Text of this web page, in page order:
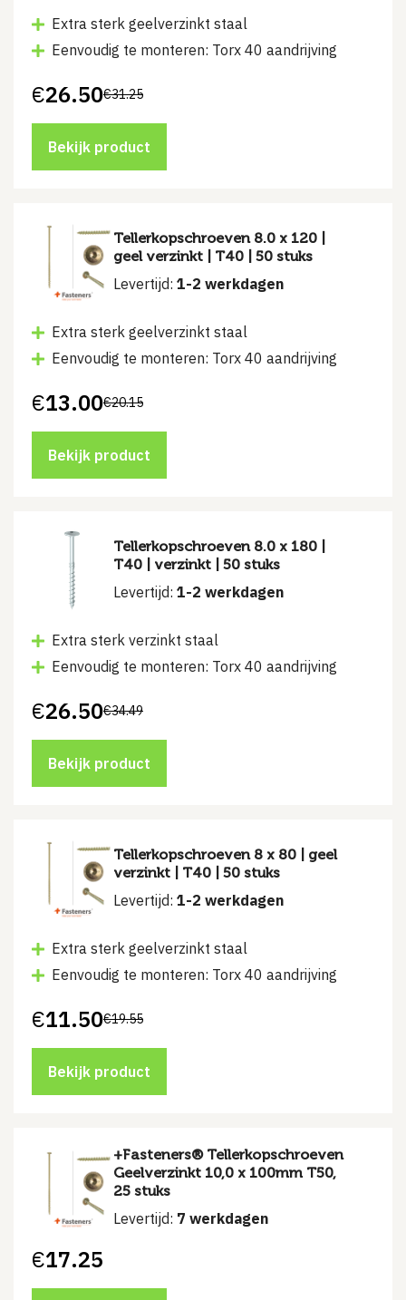
Extra sterk geelverzinkt staal
Eenvoudig te monteren: Torx 40 aandrijving
€31.25
Oorspronkelijke
was:
€31.25.
€26.50
Huidige
is:
€26.50.
Bekijk product
Tellerkopschroeven 8.0 x 120 |
geel verzinkt | T40 | 50 stuks
Levertijd: 1-2 werkdagen
Extra sterk geelverzinkt staal
Eenvoudig te monteren: Torx 40 aandrijving
€20.15
Oorspronkelijke
was:
€20.15.
€13.00
Huidige
is:
€13.00.
Bekijk product
Tellerkopschroeven 8.0 x 180 |
T40 | verzinkt | 50 stuks
Levertijd: 1-2 werkdagen
Extra sterk verzinkt staal
Eenvoudig te monteren: Torx 40 aandrijving
€34.49
Oorspronkelijke
was:
€34.49.
€26.50
Huidige
is:
€26.50.
Bekijk product
Tellerkopschroeven 8 x 80 | geel
verzinkt | T40 | 50 stuks
Levertijd: 1-2 werkdagen
Extra sterk geelverzinkt staal
Eenvoudig te monteren: Torx 40 aandrijving
€19.55
Oorspronkelijke
was:
€19.55.
€11.50
Huidige
is:
€11.50.
Bekijk product
+Fasteners® Tellerkopschroeven
Geelverzinkt 10,0 x 100mm T50,
25 stuks
Levertijd: 7 werkdagen
€17.25